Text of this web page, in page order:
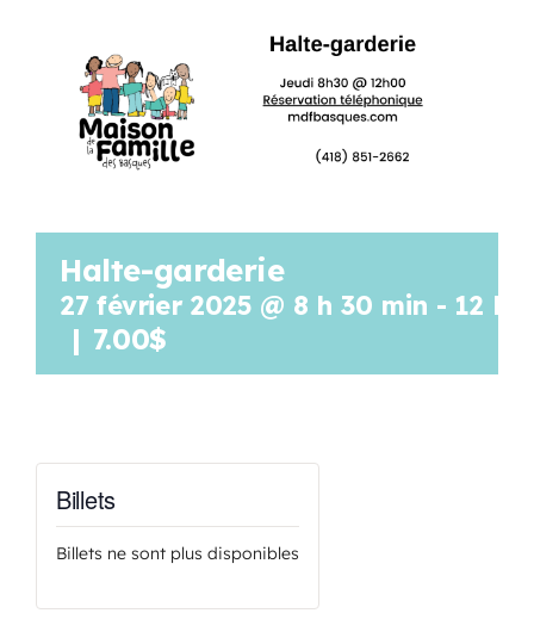
Mon Compte
OFFRES D’EMPLOI
Halte-garderie
27 février 2025 @ 8 h 30 min - 12 h
| 7.00$
Billets
Billets ne sont plus disponibles